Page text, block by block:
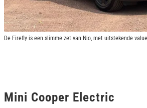
De Firefly is een slimme zet van Nio, met uitstekende
Mini Cooper Electric